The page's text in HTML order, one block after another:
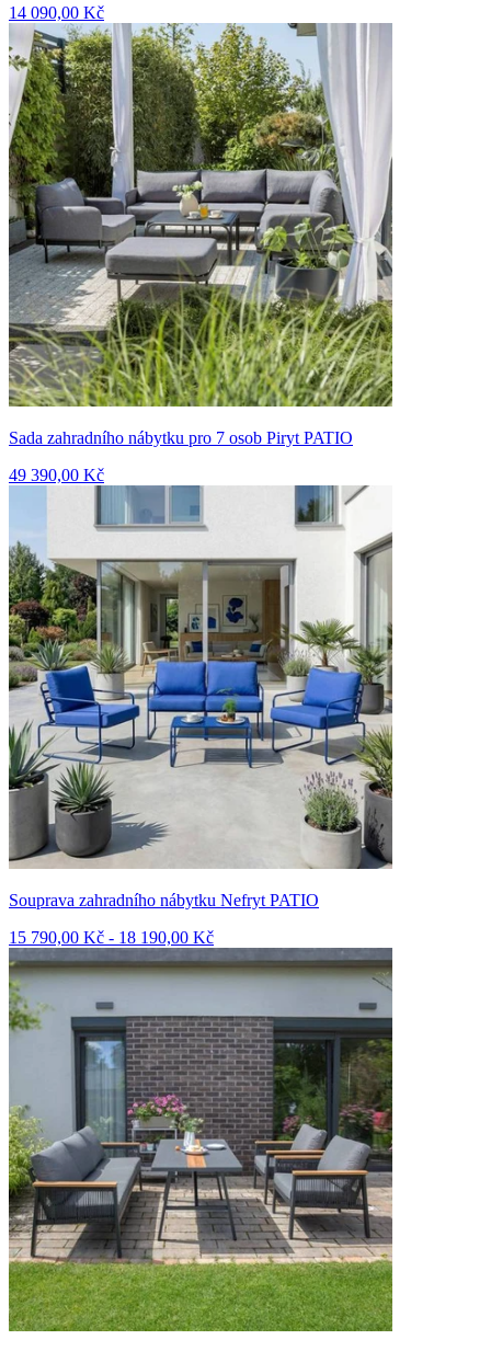
14 090,00 Kč
Sada zahradního nábytku pro 7 osob Piryt PATIO
49 390,00 Kč
Souprava zahradního nábytku Nefryt PATIO
15 790,00 Kč - 18 190,00 Kč